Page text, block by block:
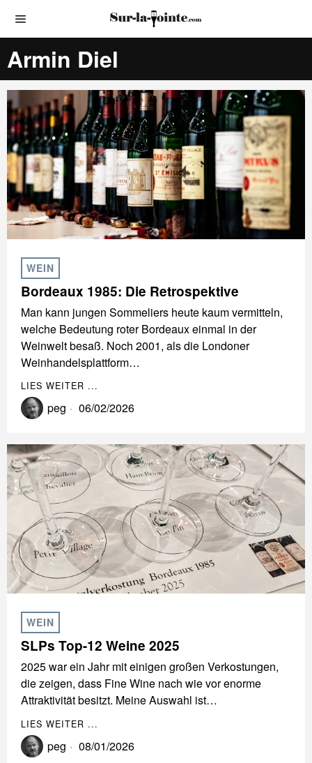
Armin Diel
WEIN
Bordeaux 1985: Die Retrospektive
Man kann jungen Sommeliers heute kaum vermitteln,
welche Bedeutung roter Bordeaux einmal in der
Weinwelt besaß. Noch 2001, als die Londoner
Weinhandelsplattform…
LIES WEITER ...
peg 06/02/2026
WEIN
SLPs Top-12 Weine 2025
2025 war ein Jahr mit einigen großen Verkostungen,
die zeigen, dass Fine Wine nach wie vor enorme
Attraktivität besitzt. Meine Auswahl ist…
LIES WEITER ...
peg 08/01/2026